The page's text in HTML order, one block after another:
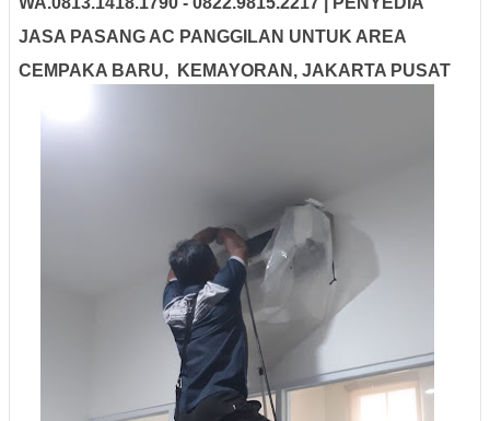
JASA PASANG AC PANGGILAN UNTUK AREA
CEMPAKA BARU, KEMAYORAN, JAKARTA PUSAT